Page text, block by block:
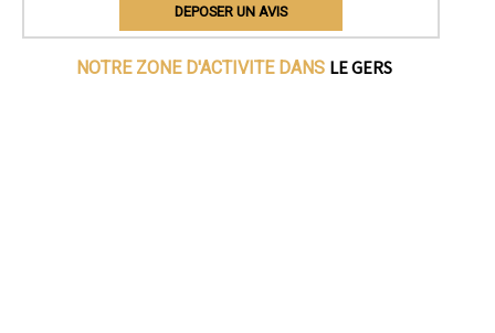
DEPOSER UN AVIS
NOTRE ZONE D'ACTIVITE DANS LE GERS